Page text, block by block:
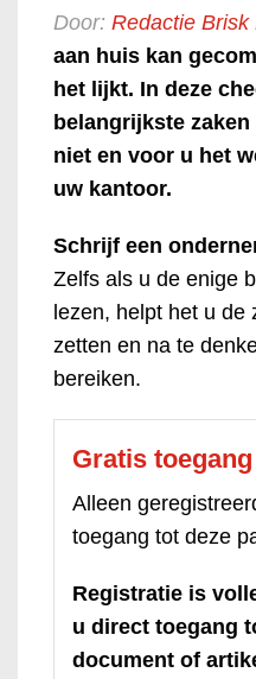
Door: Redactie Brisk
aan huis kan
het lijkt. In deze
belangrijkste zaken
niet en voor u het
uw kantoor.
Schrijf een
Zelfs als u de enige
lezen, helpt het u de
zetten en na te
bereiken.
Gratis toegang
Alleen
toegang tot deze
Registratie is
u direct toegang
document of